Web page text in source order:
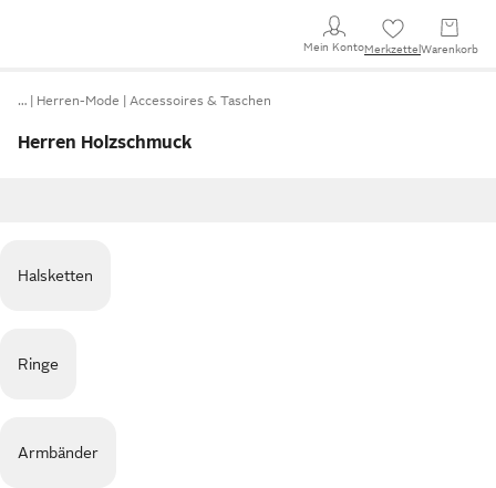
Mein KontoMerkzettel Warenkorb
… Herren-Mode Accessoires & Taschen
Herren Holzschmuck
Halsketten
Ringe
Armbänder